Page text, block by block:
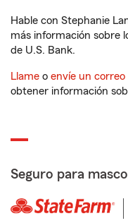
Hable con Stephanie
más información sobre
de U.S. Bank.
Llame o envíe un
obtener información
Seguro para